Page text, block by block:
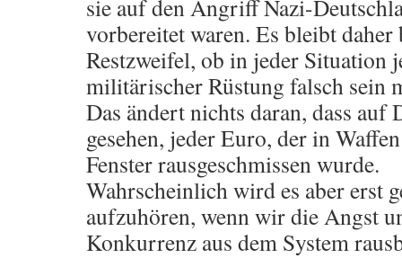
sie auf den Angriff Nazi-
vorbereitet waren. Es bleibt
Restzweifel, ob in jeder Situation
militärischer Rüstung falsch sein
Das ändert nichts daran, dass auf
gesehen, jeder Euro, der in
Fenster rausgeschmissen wurde.
Wahrscheinlich wird es aber erst
aufzuhören, wenn wir die Angst
Konkurrenz aus dem System